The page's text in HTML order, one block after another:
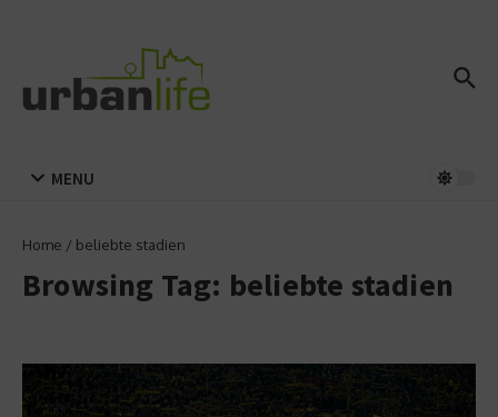
MENU
Home / beliebte stadien
Browsing Tag: beliebte stadien